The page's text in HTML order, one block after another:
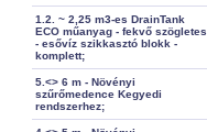
1.2. ~ 2,25 m3-es DrainTank
ECO műanyag - fekvő szögletes
- esővíz szikkasztó blokk -
komplett;
5.<> 6 m - Növényi
szűrőmedence Kegyedi
rendszerhez;